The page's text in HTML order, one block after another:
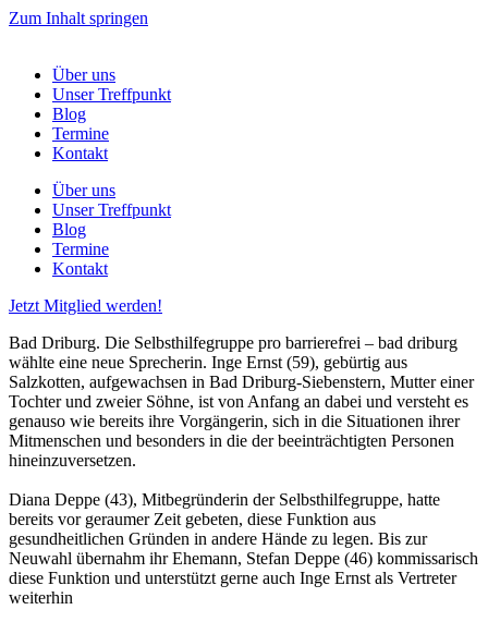
Zum Inhalt springen
Über uns
Unser Treffpunkt
Blog
Termine
Kontakt
Über uns
Unser Treffpunkt
Blog
Termine
Kontakt
Jetzt Mitglied werden!
Bad Driburg. Die Selbsthilfegruppe pro barrierefrei – bad driburg
wählte eine neue Sprecherin. Inge Ernst (59), gebürtig aus
Salzkotten, aufgewachsen in Bad Driburg-Siebenstern, Mutter einer
Tochter und zweier Söhne, ist von Anfang an dabei und versteht es
genauso wie bereits ihre Vorgängerin, sich in die Situationen ihrer
Mitmenschen und besonders in die der beeinträchtigten Personen
hineinzuversetzen.
Diana Deppe (43), Mitbegründerin der Selbsthilfegruppe, hatte
bereits vor geraumer Zeit gebeten, diese Funktion aus
gesundheitlichen Gründen in andere Hände zu legen. Bis zur
Neuwahl übernahm ihr Ehemann, Stefan Deppe (46) kommissarisch
diese Funktion und unterstützt gerne auch Inge Ernst als Vertreter
weiterhin